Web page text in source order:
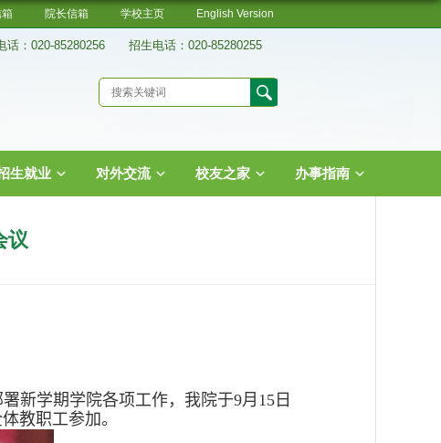
院长信箱 学校主页 English Version
话：020-85280256 招生电话：020-85280255
生就业 对外交流 校友之家 办事指南
议
新学期学院各项工作，我院于9月 15 日
教职工参加。